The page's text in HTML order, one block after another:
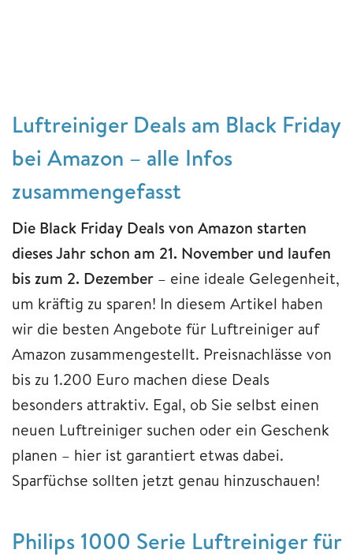
Luftreiniger Deals am Black Friday
bei Amazon – alle Infos
zusammengefasst
Die Black Friday Deals von Amazon starten
dieses Jahr schon am 21. November und laufen
bis zum 2. Dezember – eine ideale Gelegenheit,
um kräftig zu sparen! In diesem Artikel haben
wir die besten Angebote für Luftreiniger auf
Amazon zusammengestellt. Preisnachlässe von
bis zu 1.200 Euro machen diese Deals
besonders attraktiv. Egal, ob Sie selbst einen
neuen Luftreiniger suchen oder ein Geschenk
planen – hier ist garantiert etwas dabei.
Sparfüchse sollten jetzt genau hinzuschauen!
Philips 1000 Serie Luftreiniger für